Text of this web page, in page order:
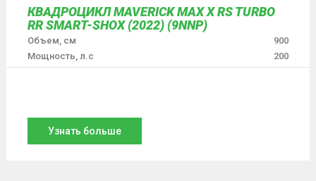
КВАДРОЦИКЛ MAVERICK MAX X RS TURBO
RR SMART-SHOX (2022) (9NNP)
Объем, см
900
Мощность, л.с
200
Узнать больше